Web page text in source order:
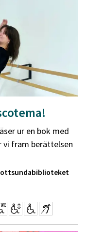
ur en bok med
vi fram berättelsen